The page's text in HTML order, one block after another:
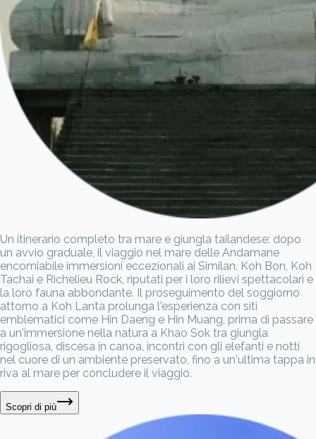
Un itinerario completo tra mare e giungla tailandese: dopo
un avvio graduale, il viaggio nel mare delle Andamane
encomiabile immersioni eccezionali ai Similan, Koh Bon, Koh
Tachai e Richelieu Rock, riputati per i loro rilievi spettacolari e
la loro fauna abbondante. Il proseguimento del soggiorno
attorno a Koh Lanta prolunga l'esperienza con siti
emblematici come Hin Daeng e Hin Muang, prima di passare
a un'immersione nella natura a Khao Sok tra giungla
rigogliosa, discesa in canoa, incontri con gli elefanti e notti
nel cuore di un ambiente preservato, fino a un'ultima tappa in
riva al mare per concludere il viaggio.
Scopri di più